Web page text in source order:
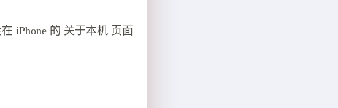
iPhone 的 关于本机 页面